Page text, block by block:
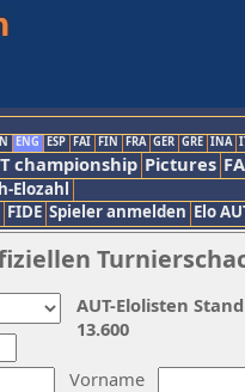
ENG ESP FAI FIN FRA GER GRE INA
championship Pictures
Elozahl
FIDE Spieler anmelden Elo
Vorname
AUT-Elolisten
13.600